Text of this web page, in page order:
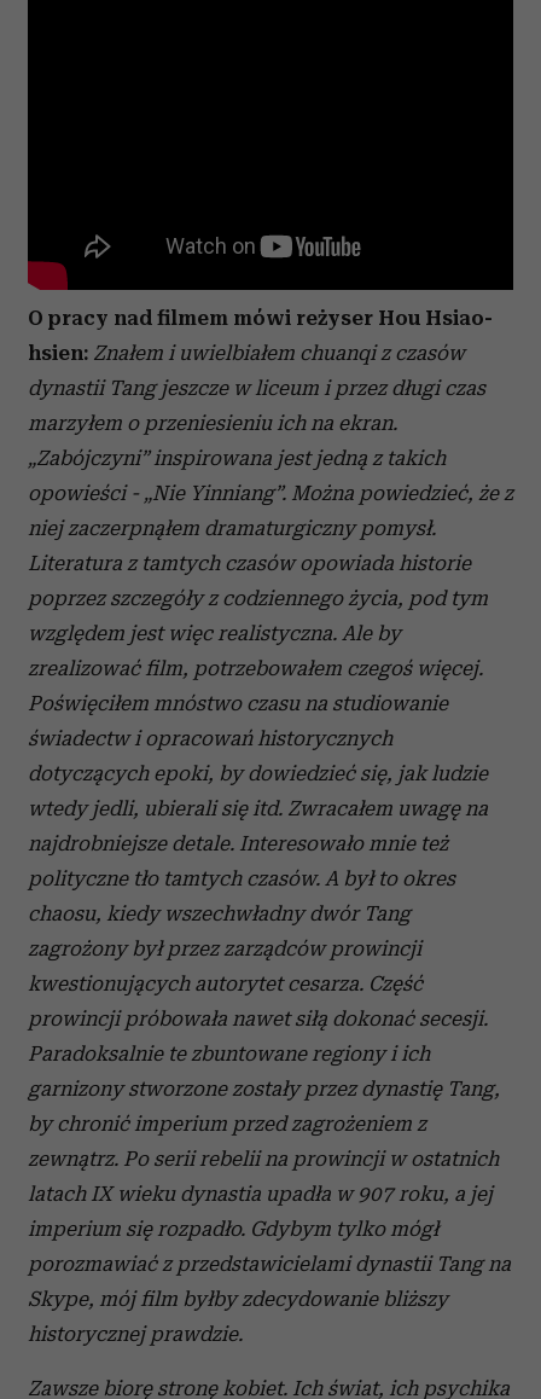
O pracy nad filmem mówi reżyser Hou Hsiao-
hsien: Znałem i uwielbiałem chuanqi z czasów
dynastii Tang jeszcze w liceum i przez długi czas
marzyłem o przeniesieniu ich na ekran.
„Zabójczyni” inspirowana jest jedną z takich
opowieści - „Nie Yinniang”. Można powiedzieć, że z
niej zaczerpnąłem dramaturgiczny pomysł.
Literatura z tamtych czasów opowiada historie
poprzez szczegóły z codziennego życia, pod tym
względem jest więc realistyczna. Ale by
zrealizować film, potrzebowałem czegoś więcej.
Poświęciłem mnóstwo czasu na studiowanie
świadectw i opracowań historycznych
dotyczących epoki, by dowiedzieć się, jak ludzie
wtedy jedli, ubierali się itd. Zwracałem uwagę na
najdrobniejsze detale. Interesowało mnie też
polityczne tło tamtych czasów. A był to okres
chaosu, kiedy wszechwładny dwór Tang
zagrożony był przez zarządców prowincji
kwestionujących autorytet cesarza. Część
prowincji próbowała nawet siłą dokonać secesji.
Paradoksalnie te zbuntowane regiony i ich
garnizony stworzone zostały przez dynastię Tang,
by chronić imperium przed zagrożeniem z
zewnątrz. Po serii rebelii na prowincji w ostatnich
latach IX wieku dynastia upadła w 907 roku, a jej
imperium się rozpadło. Gdybym tylko mógł
porozmawiać z przedstawicielami dynastii Tang na
Skype, mój film byłby zdecydowanie bliższy
historycznej prawdzie.
Zawsze biorę stronę kobiet. Ich świat, ich psychika